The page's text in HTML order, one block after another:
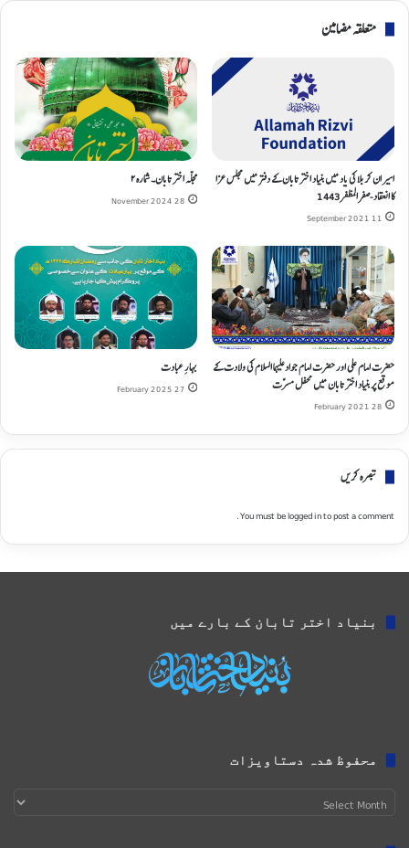
متعلقہ مضامین
اسیران کربلا کی یاد میں بنیاد اختر تابان کے دفتر میں مجلس عزا
کا انعقاد-صفر المظفر1443
11 September 2021
مجلہ اختر تابان۔ شمارہ ۲
28 November 2024
حضرت امام علی اور حضرت امام جواد علیہما السلام کی ولادت کے
موقع پر بنیاد اختر تابان میں محفل مسرّت
28 February 2021
بهارِ عبادت
27 February 2025
تبصره کریں
You must belogged into post a comment.
بنیاد اختر تابان کے بارے میں
محفوظ شدہ دستاویزات